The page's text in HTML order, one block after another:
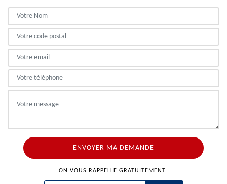
ON VOUS RAPPELLE GRATUITEMENT